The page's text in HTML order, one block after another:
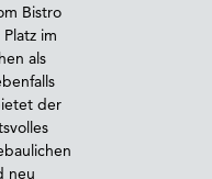
Bistro
im
als
der
neu